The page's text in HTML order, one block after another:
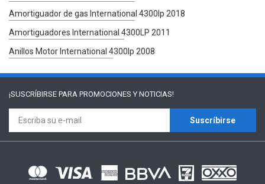
Amortiguador de gas International 4300lp 2018
Amortiguadores International 4300LP 2011
Anillos Motor International 4300lp 2008
¡SUSCRÍBIRSE PARA PROMOCIONES Y NOTICIAS!
Suscríbirse